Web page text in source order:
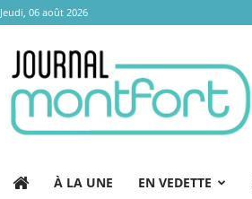
Jeudi, 06 août 2026
Montfort
À LA UNE EN VEDETTE